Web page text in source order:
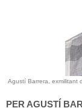
Agustí Barrera, exmilitant
PER AGUSTÍ